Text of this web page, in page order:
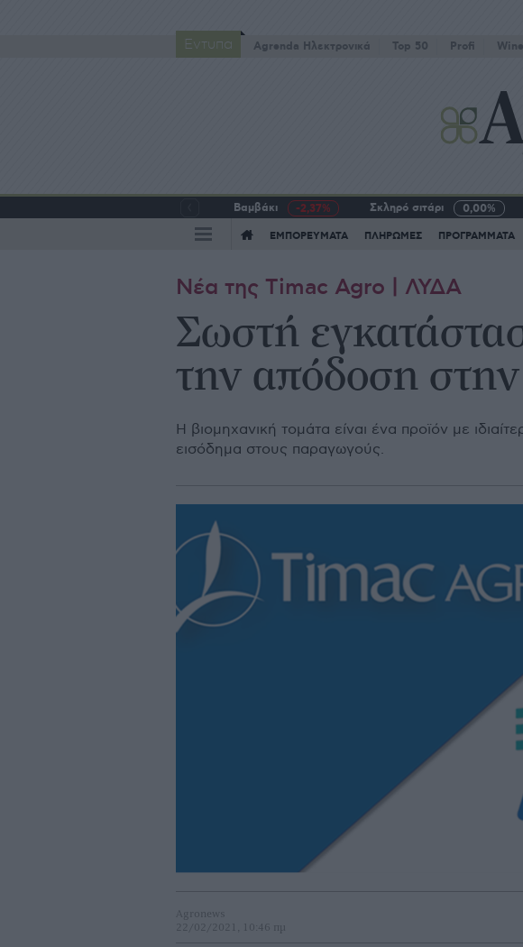
Έντυπα Agrenda Ηλεκτρονικά Top 50 Profi
Βαμβάκι -2,37% Σκληρό σιτάρι 0,00%
ΕΜΠΟΡΕΥΜΑΤΑ ΠΛΗΡΩΜΕΣ ΠΡΟΓΡΑΜΜΑΤΑ
Νέα της Timac Agro | ΛΥΔΑ
Σωστή
την απόδοση
Η βιομηχανική τομάτα είναι ένα προϊόν με
εισόδημα στους παραγωγούς.
Agronews
22/02/2021, 10:46 πμ